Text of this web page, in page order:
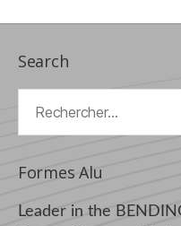
Search
Formes Alu
Leader in the